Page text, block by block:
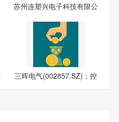
苏州连塑兴电子科技有限公
三晖电气(002857.SZ)：控